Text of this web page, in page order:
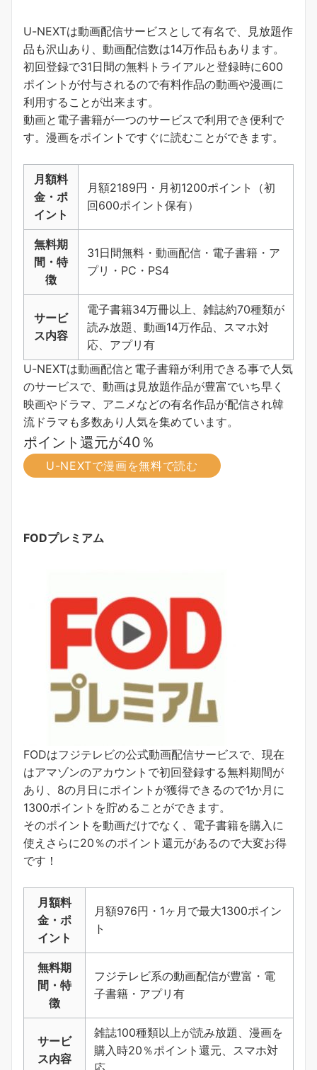
U-NEXTは動画配信サービスとして有名で、見放題作
品も沢山あり、動画配信数は14万作品もあります。
初回登録で31日間の無料トライアルと登録時に600
ポイントが付与されるので有料作品の動画や漫画に
利用することが出来ます。
動画と電子書籍が一つのサービスで利用でき便利で
す。 漫画をポイントですぐに読むことができます。
月額料
金・ポ
イント
月額2189円・月初1200ポイント（初
回600ポイント保有）
無料期
間・特
徴
31日間無料・動画配信・電子書籍・ア
プリ・PC・PS4
サービ
ス内容
電子書籍34万冊以上、雑誌約70種類が
読み放題、動画14万作品、スマホ対
応、アプリ有
U-NEXTは動画配信と電子書籍が利用できる事で人気
のサービスで、動画は見放題作品が豊富でいち早く
映画やドラマ、アニメなどの有名作品が配信され韓
流ドラマも多数あり人気を集めています。
ポイント還元が40％
U-NEXTで漫画を無料で読む
FODプレミアム
FODはフジテレビの公式動画配信サービスで、現在
はアマゾンのアカウントで初回登録する無料期間が
あり、8の月日にポイントが獲得できるので1か月に
1300ポイントを貯めることができます。
そのポイントを動画だけでなく、電子書籍を購入に
使えさらに20％のポイント還元があるので大変お得
です！
月額料
金・ポ
イント
月額976円・1ヶ月で最大1300ポイン
ト
無料期
間・特
徴
フジテレビ系の動画配信が豊富・電
子書籍・アプリ有
サービ
ス内容
雑誌100種類以上が読み放題、漫画を
購入時20％ポイント還元、スマホ対